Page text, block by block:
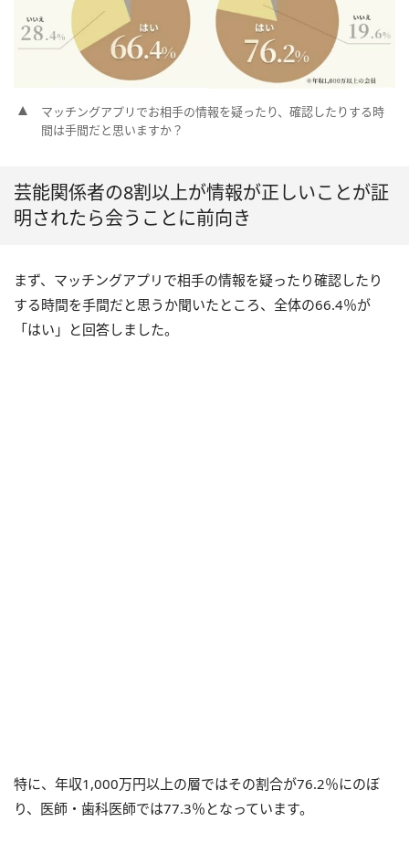
マッチングアプリでお相手の情報を疑ったり、確認したりする時
間は手間だと思いますか？
芸能関係者の8割以上が情報が正しいことが証
明されたら会うことに前向き
まず、マッチングアプリで相手の情報を疑ったり確認したり
する時間を手間だと思うか聞いたところ、全体の66.4％が
「はい」と回答しました。
特に、年収1,000万円以上の層ではその割合が76.2％にのぼ
り、医師・歯科医師では77.3％となっています。